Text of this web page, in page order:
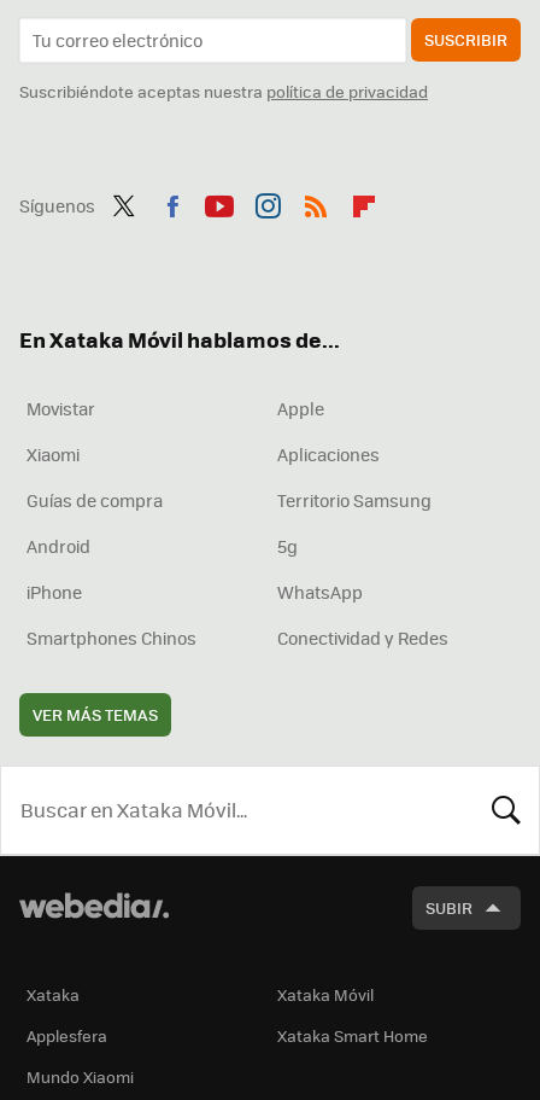
SUSCRIBIR
Suscribiéndote aceptas nuestra política de privacidad
Síguenos
En Xataka Móvil hablamos de...
Movistar
Apple
Xiaomi
Aplicaciones
Guías de compra
Territorio Samsung
Android
5g
iPhone
WhatsApp
Smartphones Chinos
Conectividad y Redes
VER MÁS TEMAS
SUBIR
Xataka
Xataka Móvil
Applesfera
Xataka Smart Home
Mundo Xiaomi